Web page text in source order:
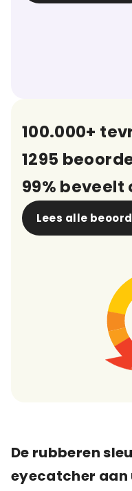
100.000+
1295
99% beveelt
Lees alle
De rubberen
eyecatcher aan